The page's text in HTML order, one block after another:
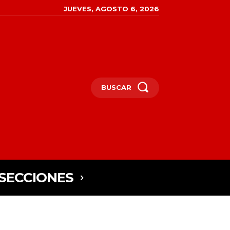
JUEVES, AGOSTO 6, 2026
BUSCAR